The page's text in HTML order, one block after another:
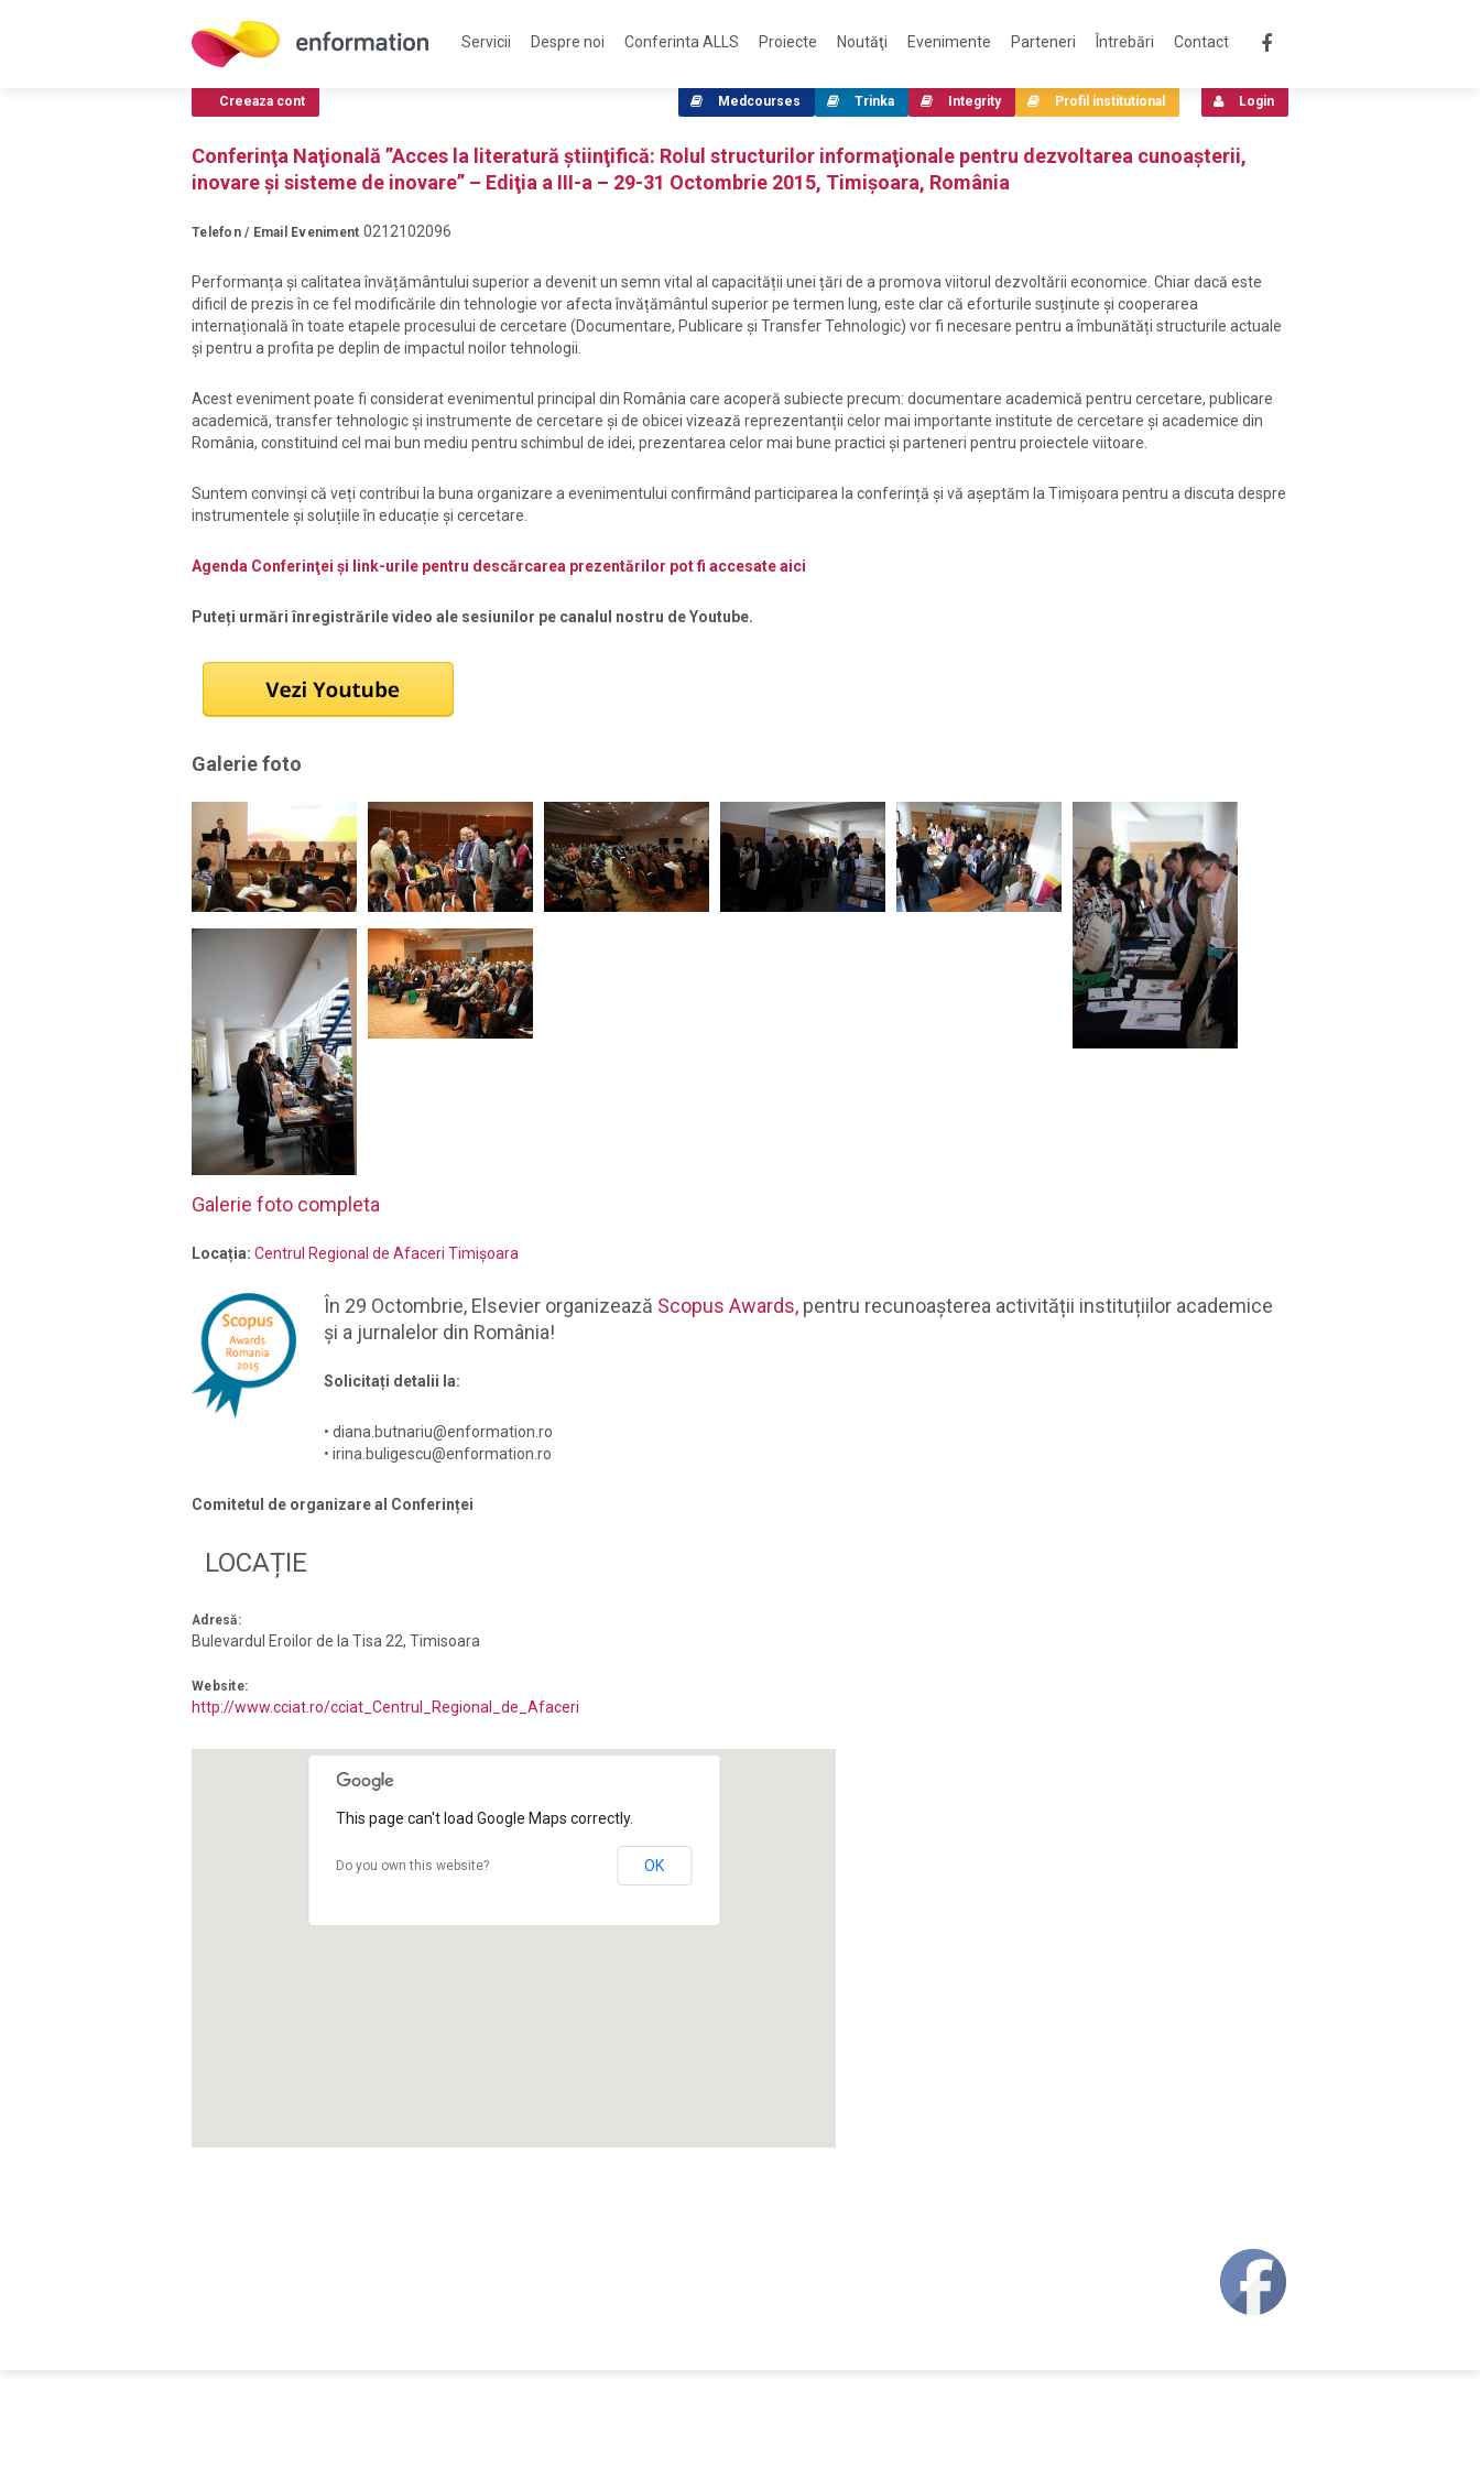
Servicii Despre noi Conferinta ALLS Proiecte Noutăţi Evenimente Parteneri Întrebări Contact
Conferinţa Naţională ”Acces la literatură ştiinţifică: Rolul structurilor informaţionale pentru dezvoltarea cunoaşterii,
inovare şi sisteme de inovare” – Ediţia a III-a – 29-31 Octombrie 2015, Timişoara, România
Telefon / Email Eveniment 0212102096
Performanța și calitatea învățământului superior a devenit un semn vital al capacității unei țări de a promova viitorul dezvoltării economice. Chiar dacă este
dificil de prezis în ce fel modificările din tehnologie vor afecta învățământul superior pe termen lung, este clar că eforturile susținute și cooperarea
internațională în toate etapele procesului de cercetare (Documentare, Publicare și Transfer Tehnologic) vor fi necesare pentru a îmbunătăți structurile actuale
și pentru a profita pe deplin de impactul noilor tehnologii.
Acest eveniment poate fi considerat evenimentul principal din România care acoperă subiecte precum: documentare academică pentru cercetare, publicare
academică, transfer tehnologic și instrumente de cercetare și de obicei vizează reprezentanții celor mai importante institute de cercetare și academice din
România, constituind cel mai bun mediu pentru schimbul de idei, prezentarea celor mai bune practici și parteneri pentru proiectele viitoare.
Suntem convinși că veți contribui la buna organizare a evenimentului confirmând participarea la conferință și vă așeptăm la Timișoara pentru a discuta despre
instrumentele și soluțiile în educație și cercetare.
Agenda Conferinţei și link-urile pentru descărcarea prezentărilor pot fi accesate aici
Puteți urmări înregistrările video ale sesiunilor pe canalul nostru de Youtube.
Galerie foto
Galerie foto completa
Locația: Centrul Regional de Afaceri Timişoara
În 29 Octombrie, Elsevier organizează Scopus Awards, pentru recunoașterea activității instituțiilor academice
și a jurnalelor din România!
Solicitați detalii la:
• diana.butnariu@enformation.ro
• irina.buligescu@enformation.ro
Comitetul de organizare al Conferinței
LOCAȚIE
Adresă:
Bulevardul Eroilor de la Tisa 22, Timisoara
Website:
http://www.cciat.ro/cciat_Centrul_Regional_de_Afaceri
This page can't load Google Maps correctly.
Do you own this website? OK
Creeaza cont Login
Profil institutional
Integrity
Trinka
Medcourses